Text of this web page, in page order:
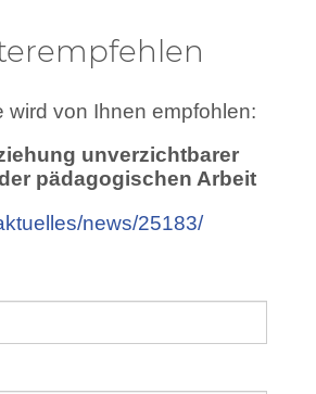
wird von Ihnen empfohlen:
unverzichtbarer
pädagogischen Arbeit
news/25183/